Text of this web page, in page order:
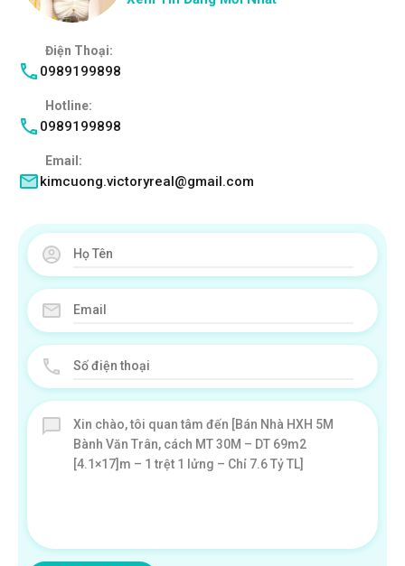
Điện Thoại:
0989199898
Hotline:
0989199898
Email:
kimcuong.victoryreal@gmail.com